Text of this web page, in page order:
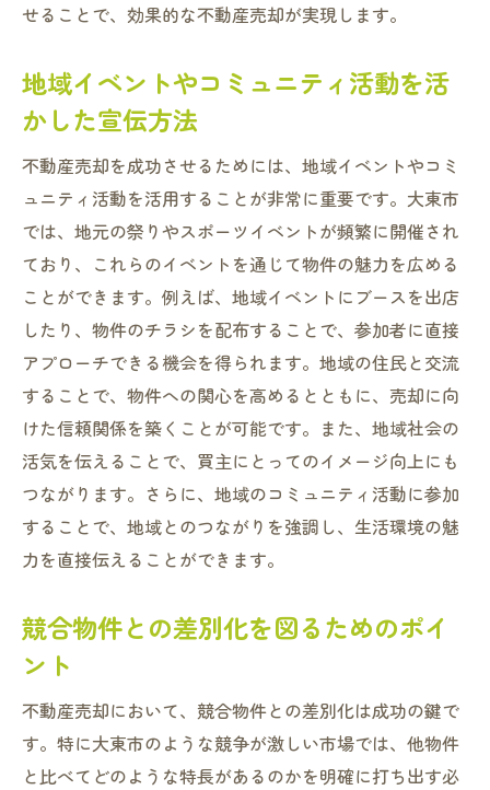
せることで、効果的な不動産売却が実現します。
地域イベントやコミュニティ活動を活
かした宣伝方法
不動産売却を成功させるためには、地域イベントやコミ
ュニティ活動を活用することが非常に重要です。大東市
では、地元の祭りやスポーツイベントが頻繁に開催され
ており、これらのイベントを通じて物件の魅力を広める
ことができます。例えば、地域イベントにブースを出店
したり、物件のチラシを配布することで、参加者に直接
アプローチできる機会を得られます。地域の住民と交流
することで、物件への関心を高めるとともに、売却に向
けた信頼関係を築くことが可能です。また、地域社会の
活気を伝えることで、買主にとってのイメージ向上にも
つながります。さらに、地域のコミュニティ活動に参加
することで、地域とのつながりを強調し、生活環境の魅
力を直接伝えることができます。
競合物件との差別化を図るためのポイ
ント
不動産売却において、競合物件との差別化は成功の鍵で
す。特に大東市のような競争が激しい市場では、他物件
と比べてどのような特長があるのかを明確に打ち出す必